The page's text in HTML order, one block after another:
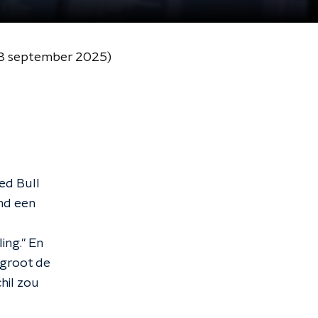
september 2025)
Bull
een
En
de
zou